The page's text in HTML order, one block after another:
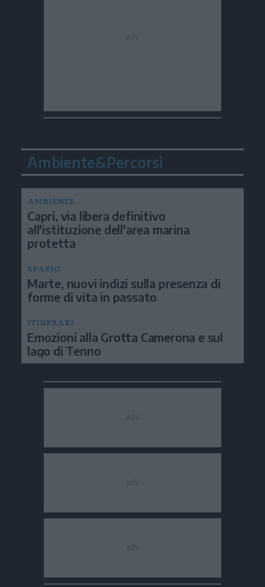
Ambiente&Percorsi
AMBIENTE
Capri, via libera definitivo
all'istituzione dell'area marina
protetta
SPAZIO
Marte, nuovi indizi sulla presenza di
forme di vita in passato
ITINERARI
Emozioni alla Grotta Camerona e sul
lago di Tenno